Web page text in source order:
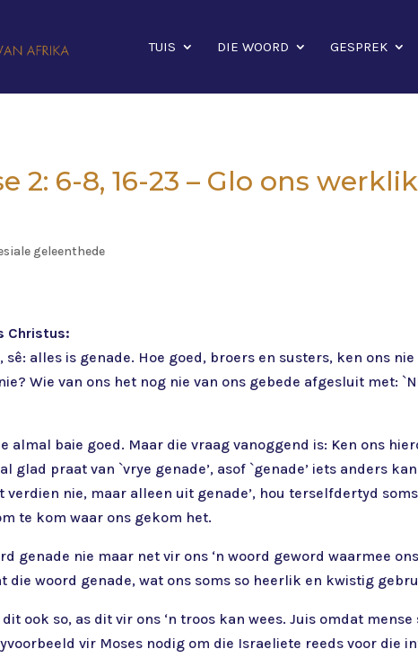
TUIS DIE WOORD GESPREK
2: 6-8, 16-23 – Glo ons
geleenthede
Christus:
alles is genade. Hoe goed, broers en susters, ken ons
Wie van ons het nog nie van ons gebede afgesluit met:
almal baie goed. Maar die vraag vanoggend is: Ken ons
praat van `vrye genade’, asof `genade’ iets anders kan
verdien nie, maar alleen uit genade’, hou terselfdertyd
te kom waar ons gekom het.
genade nie maar net vir ons ‘n woord geword waarmee
die woord genade, wat ons soms so heerlik en kwistig
ook so, as dit vir ons ‘n troos kan wees. Juis omdat
vir Moses nodig om die Israeliete reeds voor die